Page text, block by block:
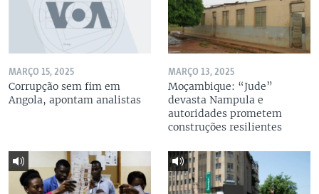
MARÇO 15, 2025
Corrupção sem fim em
Angola, apontam analistas
MARÇO 13, 2025
Moçambique: “Jude”
devasta Nampula e
autoridades prometem
construções resilientes